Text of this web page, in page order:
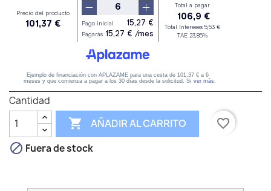
Cantidad
 AÑADIR AL CARRITO
favorite_border
 Fuera de stock